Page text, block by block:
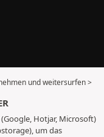
und weitersurfen >
(Google, Hotjar, Microsoft)
um das